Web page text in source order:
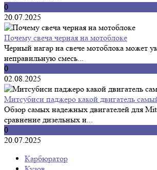
0
20.07.2025
Почему свеча черная на мотоблоке
Черный нагар на свече мотоблока может
неправильную смесь...
0
02.08.2025
Митсубиси паджеро какой двигатель
Обзор самых надежных двигателей для
сравнение дизельных и...
0
20.07.2025
Карбюратор